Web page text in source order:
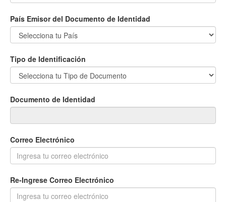
País Emisor del Documento de Identidad
Tipo de Identificación
Documento de Identidad
Correo Electrónico
Re-Ingrese Correo Electrónico